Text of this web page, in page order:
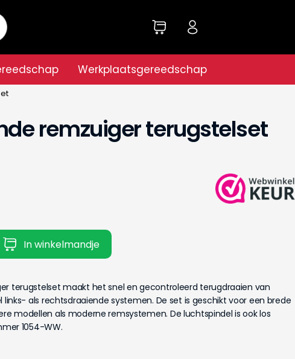
Werkplaatsgereedschap
remzuiger terugstelset
In winkelmandje
terugstelset maakt het snel en gecontroleerd terugdraaien van
links- als rechtsdraaiende systemen. De set is geschikt voor een brede
modellen als moderne remsystemen. De luchtspindel is ook los
1054-WW.